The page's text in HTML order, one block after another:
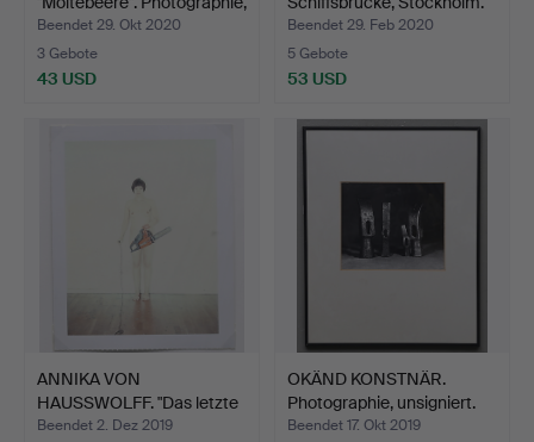
…
Beendet 29. Okt 2020
3 Gebote
43 USD
Beendet 29. Feb 2020
5 Gebote
53 USD
ANNIKA VON
HAUSSWOLFF. "Das letzte
Selbstb…
Beendet 2. Dez 2019
OKÄND KONSTNÄR.
Photographie, unsigniert.
Beendet 17. Okt 2019